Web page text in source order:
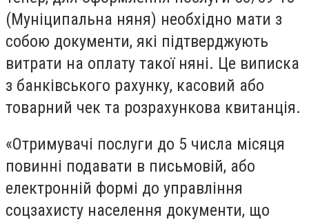
(Муніципальна няня) необхідно мати з
собою документи, які підтверджують
витрати на оплату такої няні. Це виписка
з банківського рахунку, касовий або
товарний чек та розрахункова квитанція.
«Отримувачі послуги до 5 числа місяця
повинні подавати в письмовій, або
електронній формі до управління
соцзахисту населення документи, що